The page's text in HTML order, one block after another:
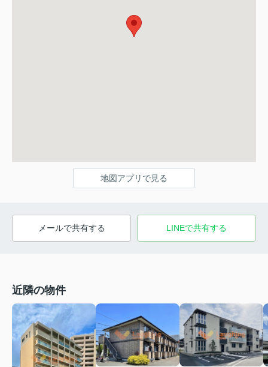
地図アプリで見る
メールで共有する LINEで共有する
近隣の物件